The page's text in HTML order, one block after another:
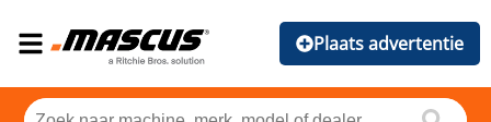
Plaats advertentie